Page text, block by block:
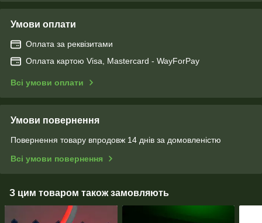
Умови оплати
Оплата за реквізитами
Оплата картою Visa, Mastercard - WayForPay
Всі умови оплати
Умови повернення
Повернення товару впродовж 14 днів за домовленістю
Всі умови повернення
З цим товаром також замовляють